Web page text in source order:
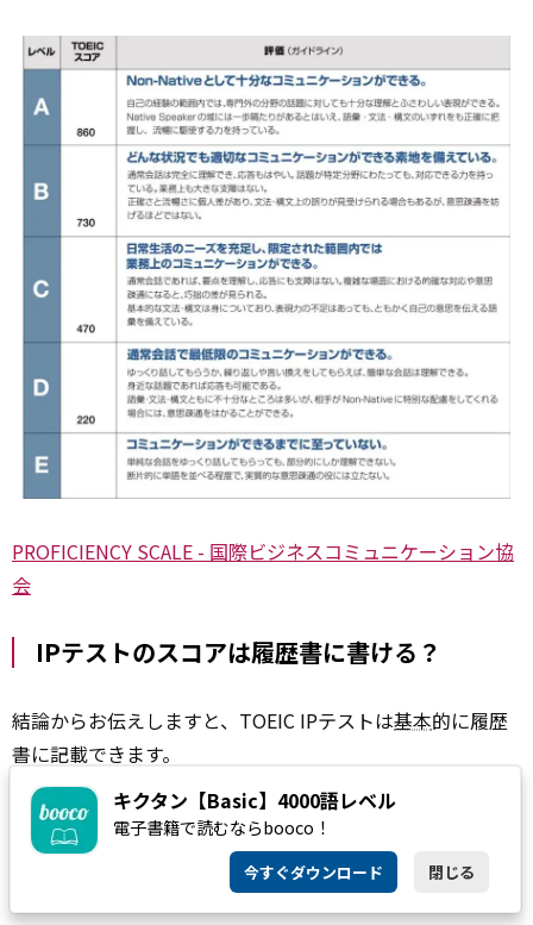
PROFICIENCY SCALE - 国際ビジネスコミュニケーション協
会
IPテストのスコアは履歴書に書ける？
結論からお伝えしますと、TOEIC IPテストは基本的に履歴
書に記載できます。
IPテストは、企業や大学が主催者となる点や受験方式に違
いがありますが、試験の内容や問題のレベルに大きな差は
キクタン【Basic】4000語レベル
電子書籍で読むならbooco！
今すぐダウンロード 閉じる